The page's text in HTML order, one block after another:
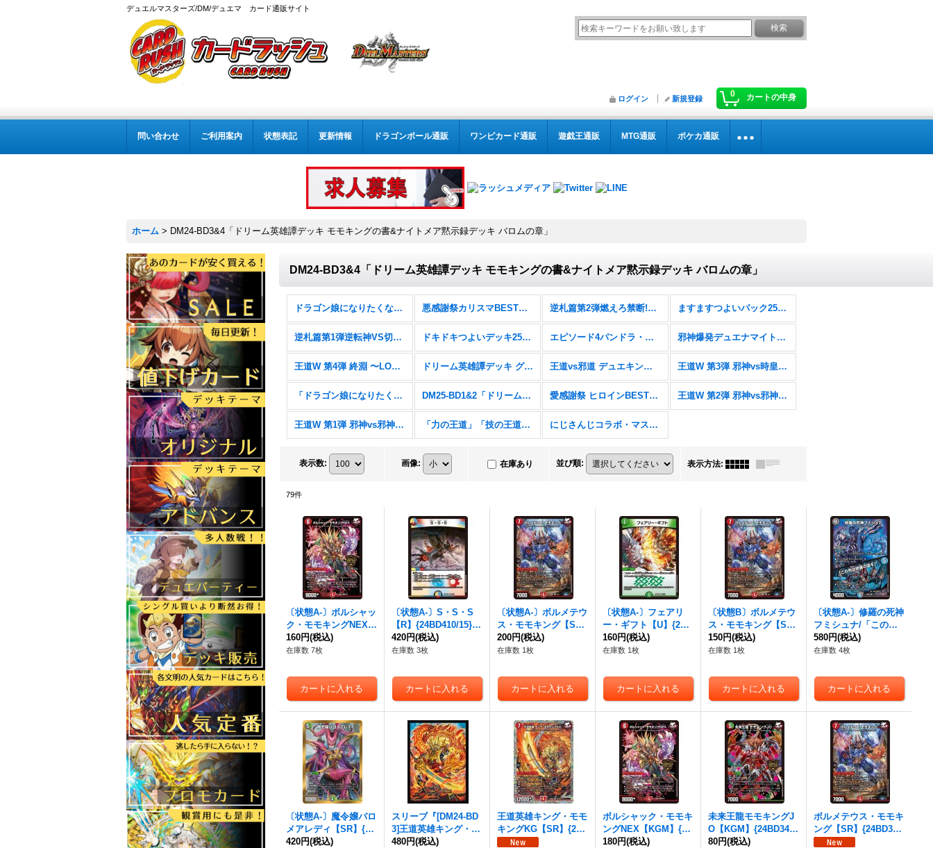
デュエルマスターズ/DM/デュエマ カード通販サイト
0 カートの中身
ログイン 新規登録
問い合わせ ご利用案内 状態表記 更新情報 ドラゴンボール通販 ワンピカード通販 遊戯王通販 MTG通販 ポケカ通販
ホーム > DM24-BD3&4「ドリーム英雄譚デッキ モモキングの書&ナイトメア黙示録デッキ バロムの章」
DM24-BD3&4「ドリーム英雄譚デッキ モモキングの書&ナイトメア黙示録デッキ バロムの章」
ドラゴン娘になりたくないっ！ 文化祭だョ！全員集合!!ドラ娘100％パック【DM26-EX3】 悪感謝祭カリスマBEST【DM26-EX2】 逆札篇第2弾燃えろ禁断!逆転のドギラゴン革命!!【DM26-RP2】 ますますつよいパック25の援軍【DM26-EX1】
逆札篇第1弾逆転神VS切札竜【DM26-RP1】 ドキドキつよいデッキ25の王道【DM26-SD1】 エピソード4パンドラ・ウォーズ【DM25-EX4】 邪神爆発デュエナマイトパック「王道W」【DM25-EX3】
王道W 第4弾 終淵 〜LOVE＆ABYSS〜【DM25-RP4】 ドリーム英雄譚デッキ グレンモルトの書【DM25-BD3】 王道vs邪道 デュエキングWDreaM 2025【DM25-EX2】 王道W 第3弾 邪神vs時皇 〜ビヨンド・ザ・タイム〜【DM25-RP3】
「ドラゴン娘になりたくないっ!」はじけろスポーツ！青春☆ワールドカップ!!【DM25-SP2】 DM25-BD1&2「ドリーム英雄譚デッキ ボルシャックの書&アルカディアスの書」 愛感謝祭 ヒロインBEST【DM25-EX1】 王道W 第2弾 邪神vs邪神II 〜ジャシン・イン・ザ・シェル〜【DM25-RP2】
王道W 第1弾 邪神vs邪神 〜ソウル・オブ・ジ・アビス〜【DM25-RP1】 「力の王道」「技の王道」「Jack-Pot-Live!! in 桜龍高校」【DM25-SD1&2&SP1】 にじさんじコラボ・マスターズ「異次元の超獣使い」【DM24-EX4】
表示数: 画像: 在庫あり 並び順: 表示方法:
79件
〔状態A-〕ボルシャッ
ク・モモキングNEX
【KGM】{24BD32/15}
《火》
160円(税込)
在庫数 7枚
〔状態A-〕S・S・S
【R】{24BD410/15}
《多》
420円(税込)
在庫数 3枚
〔状態A-〕ボルメテウ
ス・モモキング【S
R】{24BD36/15}
《火》
200円(税込)
在庫数 1枚
〔状態A-〕フェアリ
ー・ギフト【U】{24B
D313/15}《自然》
160円(税込)
在庫数 1枚
〔状態B〕ボルメテウ
ス・モモキング【S
R】{24BD36/15}
《火》
150円(税込)
在庫数 1枚
〔状態A-〕修羅の死神
フミシュナ/「この先
は修羅の道ぞ」【V
R】{24BD47/15}
580円(税込)
在庫数 4枚
〔状態A-〕魔令嬢バロ
メアレディ【SR】{24
BD41/15}《多》
420円(税込)
スリーブ『[DM24-BD
3]王道英雄キング・モ
モキングKG』42枚入
480円(税込)
王道英雄キング・モモ
キングKG【SR】{24B
D3秘1/秘1}《火》
ボルシャック・モモキ
ングNEX【KGM】{24
BD32/15}《火》
180円(税込)
未来王龍モモキングJ
O【KGM】{24BD34/1
5}《多》
80円(税込)
ボルメテウス・モモキ
ング【SR】{24BD36/
15}《火》